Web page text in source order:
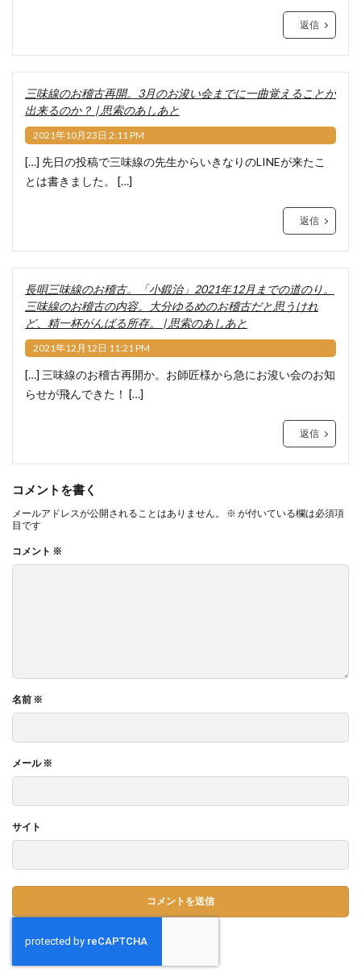
返信
三味線のお稽古再開。3月のお浚い会までに一曲覚えることが
出来るのか？ | 思索のあしあと
2021年10月23日 2:11 PM
[…] 先日の投稿で三味線の先生からいきなりのLINEが来たこ
とは書きました。 […]
返信
長唄三味線のお稽古。「小鍛治」2021年12月までの道のり。
三味線のお稽古の内容。大分ゆるめのお稽古だと思うけれ
ど、精一杯がんばる所存。 | 思索のあしあと
2021年12月12日 11:21 PM
[…] 三味線のお稽古再開か。お師匠様から急にお浚い会のお知
らせが飛んできた！ […]
返信
コメントを書く
メールアドレスが公開されることはありません。 ※ が付いている欄は必須項
目です
コメント ※
名前 ※
メール※
サイト